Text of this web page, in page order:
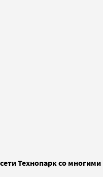
Технопарк со многими